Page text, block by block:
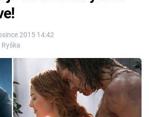
2015 14:42
Ryška